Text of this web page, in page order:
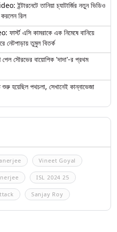
তানিয়া চ্যাটার্জির নতুন ভিডিও
করলেন রিল
এসি কামরাকে এক নিমেষে বানিয়ে
নেটপাড়ায় তুমুল বিতর্ক
বায়োপিক 'দাদা'-র প্রথম
পথচলা, সেখানেই কান্নাভেজা
Vineet Goyal
ISL 2024 25
Sanjay Roy